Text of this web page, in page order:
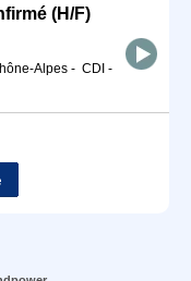
(H/F)
Alpes - CDI -